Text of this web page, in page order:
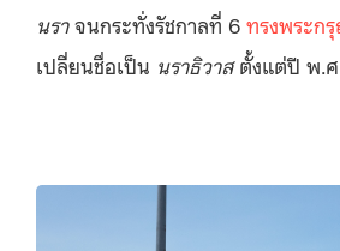
นราจนกระทั่งรัชกาลที่ 6 ทรงพระก
เปลี่ยนชื่อเป็น นราธิวาสตั้งแต่ปี พ.